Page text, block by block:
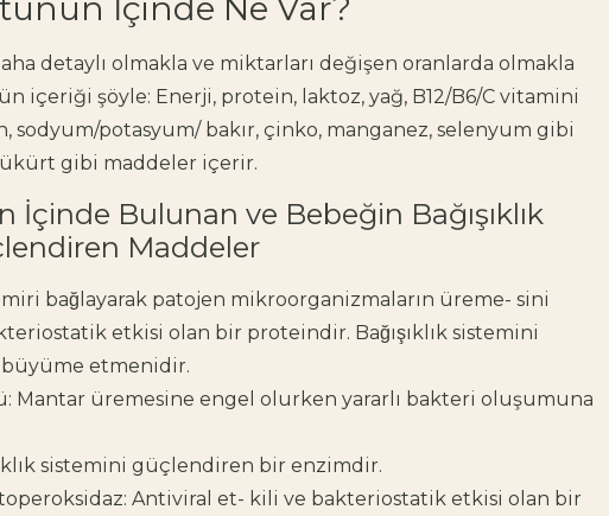
İçinde Ne Var?
detaylı olmakla ve miktarları değişen oranlarda olmakla
içeriği şöyle: Enerji, protein, laktoz, yağ, B12/B6/C vitamini
sodyum/potasyum/ bakır, çinko, manganez, selenyum gibi
gibi maddeler içerir.
İçinde Bulunan ve Bebeğin Bağışıklık
Maddeler
bağlayarak patojen mikroorganizmaların üreme- sini
etkisi olan bir proteindir. Bağışıklık sistemini
etmenidir.
Mantar üremesine engel olurken yararlı bakteri oluşumuna
sistemini güçlendiren bir enzimdir.
Antiviral et- kili ve bakteriostatik etkisi olan bir